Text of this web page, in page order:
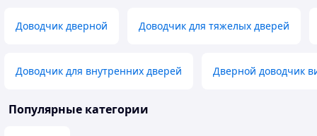
Доводчик дверной Доводчик для тяжелых дверей
Доводчик для внутренних дверей Дверной доводчик
Популярные категории